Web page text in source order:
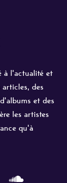
à l'actualité et
des
et des
les artistes
qu'à